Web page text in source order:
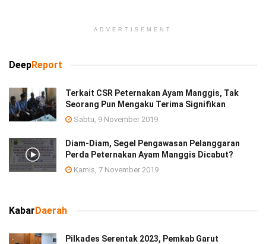
ADVERTISEMENT
DeepReport
Terkait CSR Peternakan Ayam Manggis, Tak
Seorang Pun Mengaku Terima Signifikan
Sabtu, 9 November 2019
Diam-Diam, Segel Pengawasan Pelanggaran
Perda Peternakan Ayam Manggis Dicabut?
Kamis, 7 November 2019
KabarDaerah
Pilkades Serentak 2023, Pemkab Garut